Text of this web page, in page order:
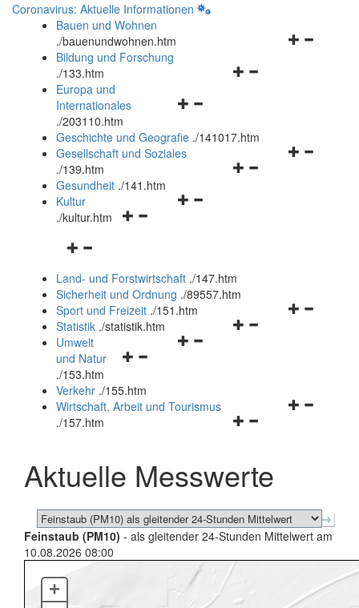
Coronavirus: Aktuelle Informationen
Bauen und Wohnen
./bauenundwohnen.htm
Navigationsmenü
Bildung und Forschung
./133.htm
Navigationsmenü
und
schließen
Europa und
Internationales
./203110.htm
Geschichte und Geografie ./141017.htm
Navigationsmenü
Gesellschaft und Soziales
./139.htm
Navigationsmenü
Gesundheit ./141.htm
Navigationsmenü
Kultur
./kultur.htm
Navigationsmenü
und
schließen
Land- und Forstwirtschaft ./147.htm
Sicherheit und Ordnung ./89557.htm
Navigationsmenü
Sport und Freizeit ./151.htm
Navigationsmenü
Statistik ./statistik.htm
Navigationsmenü
und
schließen
Umwelt
und Natur
./153.htm
Verkehr ./155.htm
Navigationsmenü
schließen
Wirtschaft, Arbeit und Tourismus
./157.htm
Aktuelle Messwerte
Feinstaub (PM10) - als gleitender 24-Stunden Mittelwert am
10.08.2026 08:00
+